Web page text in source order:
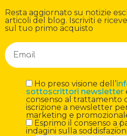
Resta aggiornato su notizie
articoli del blog. Iscriviti e
sul tuo primo acquisto
Ho preso visione dell’
sottoscrittori newsletter
consenso al trattamento
iscrizione a newsletter
marketing e
Esprimo il consenso a
indagini sulla